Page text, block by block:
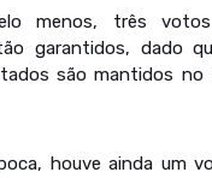
menos, três
garantidos, dado
são mantidos no
houve ainda um